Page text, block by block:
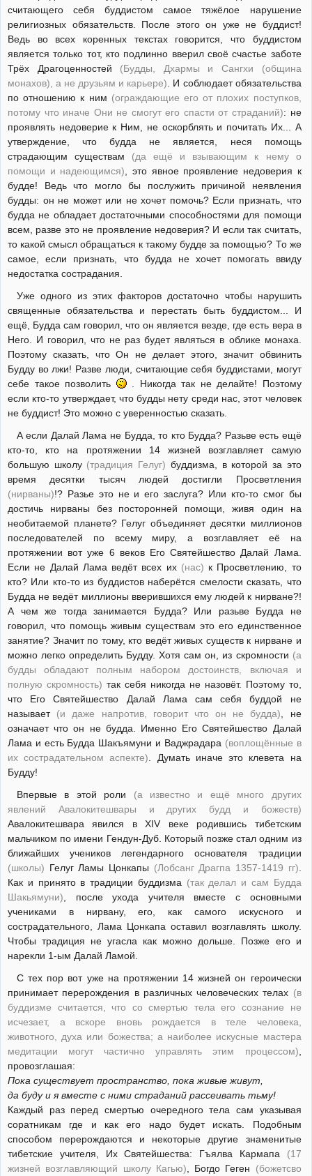
считающего себя буддистом самое тяжёлое нарушение
религиозных обязательств. После этого он уже не буддист!
Ведь во всех коренных текстах говорится, что буддистом
является только тот, кто подлинно вверил своё счастье заботе
Трёх Драгоценностей (Будды, Дхармы и Сангхи (община
монахов), а не друзьям и карьере) . И соблюдает обязательства
по отношению к ним (ограждающие его от плохих поступков,
потому что иначе Они не смогут его спасти от страданий): не
проявлять недоверие к Ним, не оскорблять и почитать Их... А
утверждение, что будда не является, неся помощь
страдающим существам (да ещё и взывающим к нему о
помощи и надеющимся) , это явное проявление недоверия к
будде! Ведь что могло бы послужить причиной неявления
будды: он не может или не хочет помочь? Если признать, что
будда не обладает достаточными способностями для помощи
всем, разве это не проявление недоверия? И если так считать,
то какой смысл обращаться к такому будде за помощью? То же
самое, если признать, что будда не хочет помогать ввиду
недостатка сострадания.
Уже одного из этих факторов достаточно чтобы нарушить
священные обязательства и перестать быть буддистом... И
ещё, Будда сам говорил, что он является везде, где есть вера в
Него. И говорил, что не раз будет являться в облике монаха.
Поэтому сказать, что Он не делает этого, значит обвинить
Будду во лжи! Разве люди, считающие себя буддистами, могут
себе такое позволить
. Никогда так не делайте! Поэтому
если кто-то утверждает, что будды нету среди нас, этот человек
не буддист! Это можно с уверенностью сказать.
А если Далай Лама не Будда, то кто Будда? Разьве есть ещё
кто-то, кто на протяжении 14 жизней возглавляет самую
большую школу (традиция Гелуг) буддизма, в которой за это
время десятки тысяч людей достигли Просветления
(нирваны)!? Разье это не и его заслуга? Или кто-то смог бы
достичь нирваны без посторонней помощи, живя один на
необитаемой планете? Гелуг объединяет десятки миллионов
последователей по всему миру, а возглавляет её на
протяжении вот уже 6 веков Его Святейшество Далай Лама.
Если не Далай Лама ведёт всех их (нас) к Просветлению, то
кто? Или кто-то из буддистов наберётся смелости сказать, что
Будда не ведёт миллионы вверившихся ему людей к нирване?!
А чем же тогда занимается Будда? Или разьве Будда не
говорил, что помощь живым существам это его единственное
занятие? Значит по тому, кто ведёт живых существ к нирване и
можно легко определить Будду. Хотя сам он, из скромности (а
будды обладают полным набором достоинств, включая и
полную скромность) так себя никогда не назовёт. Поэтому то,
что Его Святейшество Далай Лама сам себя буддой не
называет (и даже напротив, говорит что он не будда) , не
означает что он не будда. Именно Его Святейшество Далай
Лама и есть Будда Шакъямуни и Ваджрадара (воплощённые в
их сострадательном аспекте) . Думать иначе это клевета на
Будду!
Впервые в этой роли (а известно и ещё много других
явлений Авалокитешвары и других будд и божеств)
Авалокитешвара явился в XIV веке родившись тибетским
мальчиком по имени Гендун-Дуб. Который позже стал одним из
ближайших учеников легендарного основателя традиции
(школы) Гелуг Ламы Цонкапы (Лобсанг Драгпа 1357-1419 гг).
Как и принято в традиции буддизма (так делал и сам Будда
Шакьямуни), после ухода учителя вместе с основными
учениками в нирвану, его, как самого искусного и
сострадательного, Лама Цонкапа оставил возглавлять школу.
Чтобы традиция не угасла как можно дольше. Позже его и
нарекли 1-ым Далай Ламой.
С тех пор вот уже на протяжении 14 жизней он героически
принимает перерождения в различных человеческих телах (в
буддизме считается, что со смертью тела его сознание не
исчезает, а вскоре вновь рождается в теле человека,
животного, духа или божества; а наиболее искусные мастера
медитации могут частично управлять этим процессом),
провозглашая:
Пока существует пространство, пока живые живут,
да буду и я вместе с ними страданий рассеивать тьму!
Каждый раз перед смертью очередного тела сам указывая
соратникам где и как его надо будет искать. Подобным
способом перерождаются и некоторые другие знаменитые
тибетские учителя, Их Святейшества: Гъялва Кармапа (17
жизней возглавляющий школу Кагью), Богдо Геген (божетсво